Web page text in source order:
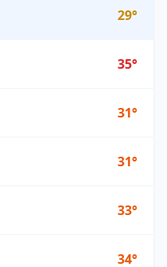
29°
35°
31°
31°
33°
34°